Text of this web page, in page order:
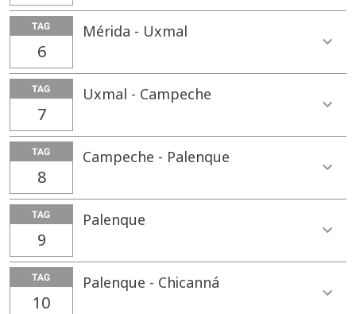
TAG
6
Mérida - Uxmal
TAG
7
Uxmal - Campeche
TAG
8
Campeche - Palenque
TAG
9
Palenque
TAG
10
Palenque - Chicanná